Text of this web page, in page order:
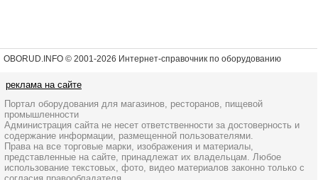
OBORUD.INFO © 2001-2026 Интернет-справочник по оборудованию
реклама на сайте
Портал оборудования для магазинов, ресторанов, пищевой
промышленности
Администрация сайта не несет ответственности за достоверность и
содержание информации, размещенной пользователями.
Права на все торговые марки, изображения и материалы,
представленные на сайте, принадлежат их владельцам. Любое
использование текстовых, фото, видео материалов законно только с